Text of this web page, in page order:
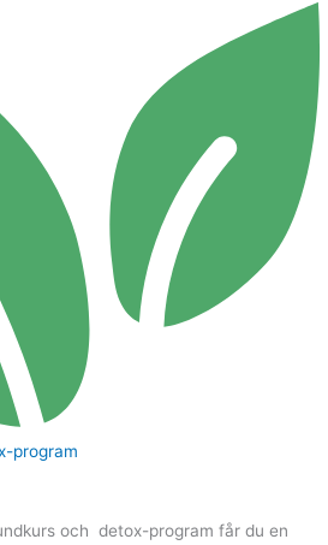
program
och detox-program får du en